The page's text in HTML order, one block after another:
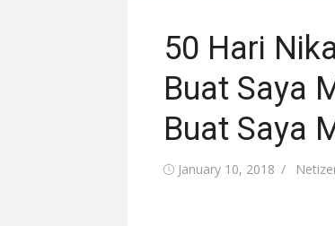
50 Hari
Buat Saya
Buat Saya
Posted
January 10, 2018 Author